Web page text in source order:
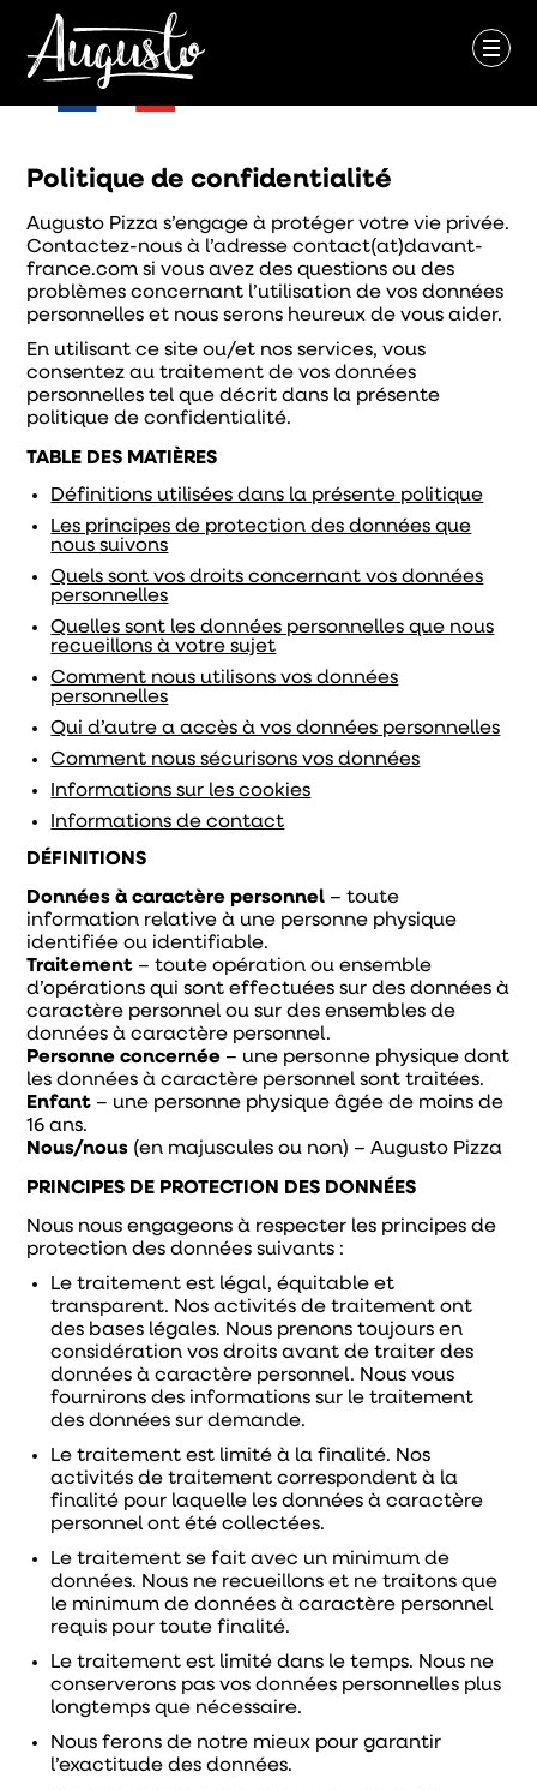
Politique de confidentialité
Augusto Pizza s’engage à protéger votre vie privée.
Contactez-nous à l’adresse contact(at)davant-
france.com si vous avez des questions ou des
problèmes concernant l’utilisation de vos données
personnelles et nous serons heureux de vous aider.
En utilisant ce site ou/et nos services, vous
consentez au traitement de vos données
personnelles tel que décrit dans la présente
politique de confidentialité.
TABLE DES MATIÈRES
Définitions utilisées dans la présente politique
Les principes de protection des données que
nous suivons
Quels sont vos droits concernant vos données
personnelles
Quelles sont les données personnelles que nous
recueillons à votre sujet
Comment nous utilisons vos données
personnelles
Qui d’autre a accès à vos données personnelles
Comment nous sécurisons vos données
Informations sur les cookies
Informations de contact
DÉFINITIONS
Données à caractère personnel – toute
information relative à une personne physique
identifiée ou identifiable.
Traitement – toute opération ou ensemble
d’opérations qui sont effectuées sur des données à
caractère personnel ou sur des ensembles de
données à caractère personnel.
Personne concernée – une personne physique dont
les données à caractère personnel sont traitées.
Enfant – une personne physique âgée de moins de
16 ans.
Nous/nous (en majuscules ou non) – Augusto Pizza
PRINCIPES DE PROTECTION DES DONNÉES
Nous nous engageons à respecter les principes de
protection des données suivants :
Le traitement est légal, équitable et
transparent. Nos activités de traitement ont
des bases légales. Nous prenons toujours en
considération vos droits avant de traiter des
données à caractère personnel. Nous vous
fournirons des informations sur le traitement
des données sur demande.
Le traitement est limité à la finalité. Nos
activités de traitement correspondent à la
finalité pour laquelle les données à caractère
personnel ont été collectées.
Le traitement se fait avec un minimum de
données. Nous ne recueillons et ne traitons que
le minimum de données à caractère personnel
requis pour toute finalité.
Le traitement est limité dans le temps. Nous ne
conserverons pas vos données personnelles plus
longtemps que nécessaire.
Nous ferons de notre mieux pour garantir
l’exactitude des données.